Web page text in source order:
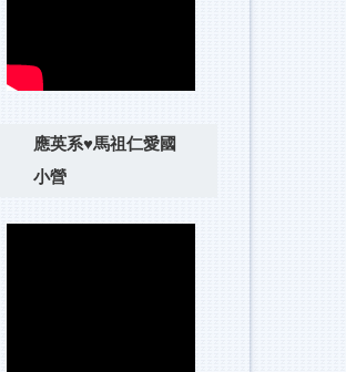
應英系♥馬祖仁愛國
小營